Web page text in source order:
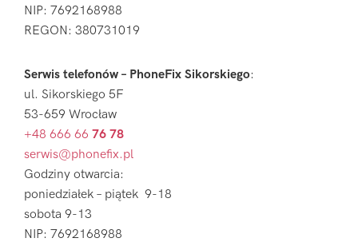
NIP: 7692168988
REGON: 380731019
Serwis telefonów – PhoneFix Sikorskiego:
ul. Sikorskiego 5F
53-659 Wrocław
+48 666 66 76 78
serwis@phonefix.pl
Godziny otwarcia:
poniedziałek – piątek 9-18
sobota 9-13
NIP: 7692168988